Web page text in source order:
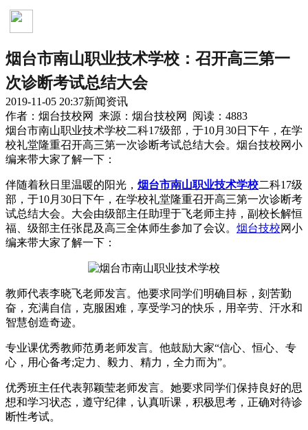
烟台市南山职业技术学校：召开高三第一
次诊断考试总结大会
2019-11-05 20:37新闻资讯
作者：烟台技校网 来源：烟台技校网 阅读：4883
烟台市南山职业技术学校二科17级部，于10月30日下午，在学
校礼堂隆重召开高三第一次诊断考试总结大会。烟台技校网小
编来带大家了解一下：
伴随着秋日里温暖的阳光， 烟台市南山职业技术学校二科17级
部，于10月30日下午，在学校礼堂隆重召开高三第一次诊断考
试总结大会。大会由级部主任助理于飞老师主持，副校长解恒
福、级部主任张昆及高三全体师生参加了会议。 烟台技校网小
编来带大家了解一下：
教师代表李晓飞老师发言。他要求同学们明确目标，刻苦勤
奋，充满自信，克服困难，享受学习的快乐，用辛劳、汗水和
智慧创造奇迹。
专业课优秀教师范勇老师发言。他鼓励大家“信心、恒心、专
心，用心备考;定力、毅力、精力，全力而为”。
优秀班主任代表郭颖莹老师发言。她要求同学们保持良好的思
想和学习状态，遵守纪律，认真听课，积极思考，正确对待诊
断性考试。